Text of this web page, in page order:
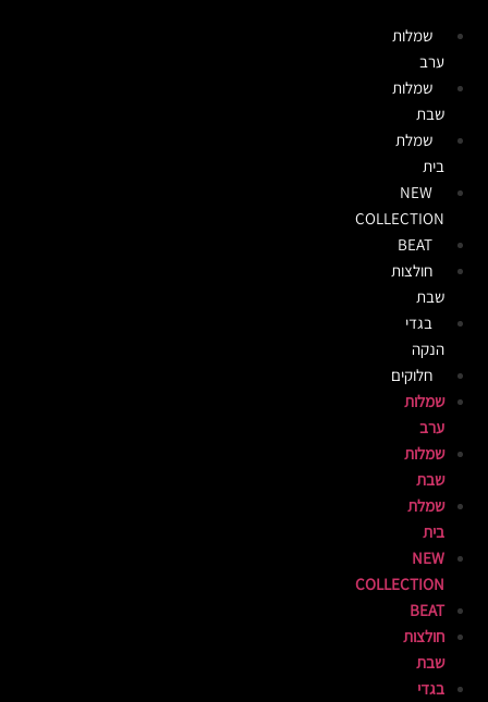
שמלות
ערב
שמלות
שבת
שמלת
בית
NEW
COLLECTION
BEAT
חולצות
שבת
בגדי
הנקה
חלוקים
שמלות
ערב
שמלות
שבת
שמלת
בית
NEW
COLLECTION
BEAT
חולצות
שבת
בגדי